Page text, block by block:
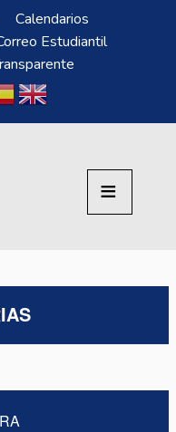
Calendarios
Estudiantil